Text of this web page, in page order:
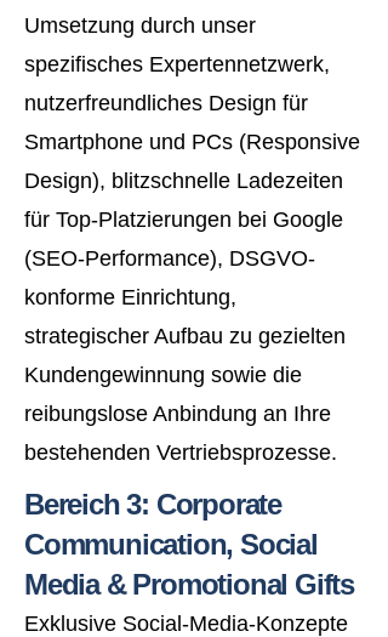
Umsetzung durch unser
spezifisches Expertennetzwerk,
nutzerfreundliches Design für
Smartphone und PCs (Responsive
Design), blitzschnelle Ladezeiten
für Top-Platzierungen bei Google
(SEO-Performance), DSGVO-
konforme Einrichtung,
strategischer Aufbau zu gezielten
Kundengewinnung sowie die
reibungslose Anbindung an Ihre
bestehenden Vertriebsprozesse.
Bereich 3: Corporate
Communication, Social
Media & Promotional Gifts
Exklusive Social-Media-Konzepte